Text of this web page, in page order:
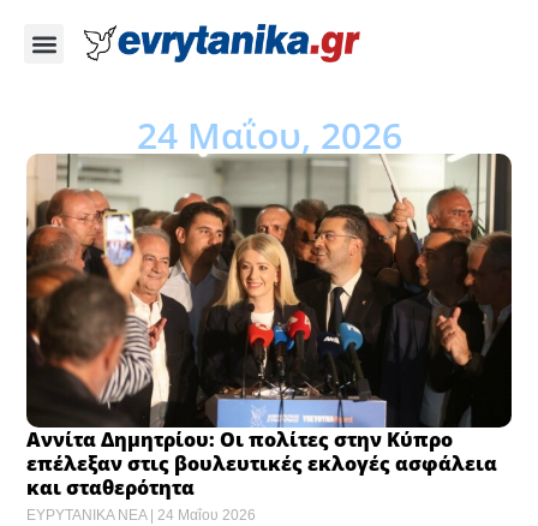
24 Μαΐου, 2026
Αννίτα Δημητρίου: Οι πολίτες στην Κύπρο
επέλεξαν στις βουλευτικές εκλογές ασφάλεια
και σταθερότητα
ΕΥΡΥΤΑΝΙΚΑ ΝΕΑ 24 Μαΐου 2026